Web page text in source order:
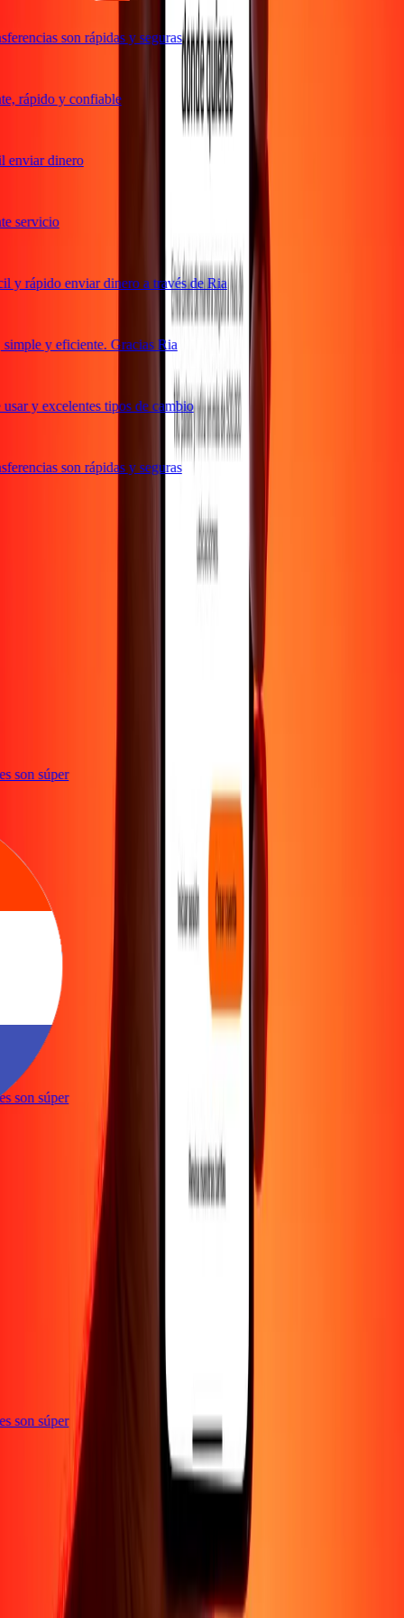
son rápidas y seguras
rápido y confiable
dinero
servicio
rápido enviar dinero a través de Ria
y eficiente. Gracias Ria
y excelentes tipos de cambio
son rápidas y seguras
son súper
son súper
son súper
Blog Corporativo